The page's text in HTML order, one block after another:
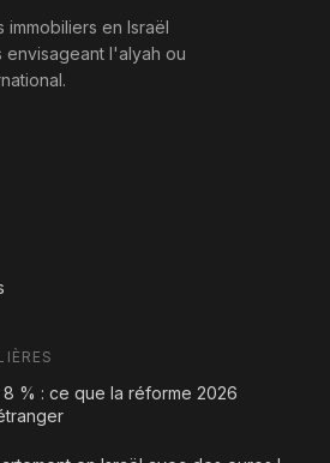
en Israël
l'alyah ou
% : ce que la réforme 2026